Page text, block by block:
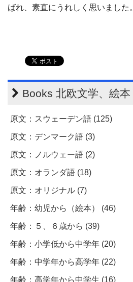
ばれ、素直にうれしく思いました。
Books 北欧文学、絵
原文：スウェーデン語 (125)
原文：デンマーク語 (3)
原文：ノルウェー語 (2)
原文：オランダ語 (18)
原文：オリジナル (7)
年齢：幼児から（絵本） (46)
年齢：５、６歳から (39)
年齢：小学低から中学年 (20)
年齢：中学年から高学年 (22)
年齢：高学年から中学生 (16)